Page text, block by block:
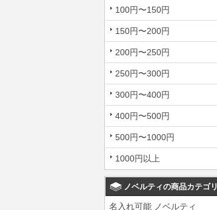
100円〜150円
150円〜200円
200円〜250円
250円〜300円
300円〜400円
400円〜500円
500円〜1000円
1000円以上
ノベルティの商品カテゴリ
名入れ可能 ノベルティ